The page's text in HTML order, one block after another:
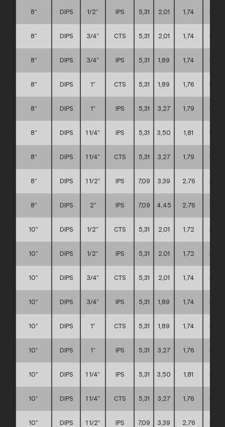
8” DIPS 1/2” IPS 5,31 2,01 1,74
8” DIPS 3/4” CTS 5,31 2,01 1,74
8” DIPS 3/4” IPS 5,31 1,89 1,74
8” DIPS 1” CTS 5,31 1,89 1,76
8” DIPS 1” IPS 5,31 3,27 1,79
8” DIPS 1 1/4” IPS 5,31 3,50 1,81
8” DIPS 1 1/4” CTS 5,31 3,27 1,79
8” DIPS 1 1/2” IPS 7,09 3,39 2,76
8” DIPS 2” IPS 7,09 4,45 2,76
10” DIPS 1/2” CTS 5,31 2,01 1,72
10” DIPS 1/2” IPS 5,31 2,01 1,72
10” DIPS 3/4” CTS 5,31 2,01 1,74
10” DIPS 3/4” IPS 5,31 1,89 1,74
10” DIPS 1” CTS 5,31 1,89 1,74
10” DIPS 1” IPS 5,31 3,27 1,76
10” DIPS 1 1/4” IPS 5,31 3,50 1,81
10” DIPS 1 1/4” CTS 5,31 3,27 1,76
10” DIPS 1 1/2” IPS 7,09 3,39 2,76